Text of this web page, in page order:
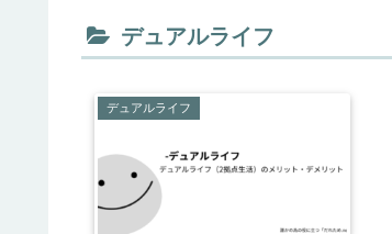
デュアルライフ
デュアルライフ